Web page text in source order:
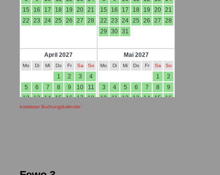
kosteloser Buchungskalender